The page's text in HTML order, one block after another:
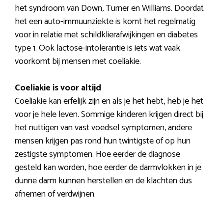
het syndroom van Down, Turner en Williams. Doordat
het een auto-immuunziekte is komt het regelmatig
voor in relatie met schildklierafwijkingen en diabetes
type 1. Ook lactose-intolerantie is iets wat vaak
voorkomt bij mensen met coeliakie.
Coeliakie is voor altijd
Coeliakie kan erfelijk zijn en als je het hebt, heb je het
voor je hele leven. Sommige kinderen krijgen direct bij
het nuttigen van vast voedsel symptomen, andere
mensen krijgen pas rond hun twintigste of op hun
zestigste symptomen. Hoe eerder de diagnose
gesteld kan worden, hoe eerder de darmvlokken in je
dunne darm kunnen herstellen en de klachten dus
afnemen of verdwijnen.